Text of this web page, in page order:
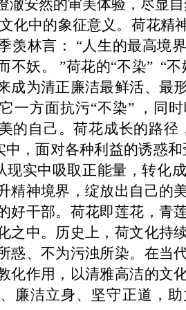
澈安然的审美体验，尽显
化中的象征意义。荷花精
羡林言： “人生的最高境
不妖。 ”荷花的“不染” “
成为清正廉洁最鲜活、最
一方面抗污“不染” ，同
的自己。荷花成长的路径
中，面对各种利益的诱惑
现实中吸取正能量，转化
精神境界，绽放出自己的
好干部。荷花即莲花，青
之中。历史上，荷文化持
惑、不为污浊所染。在当
化作用，以清雅高洁的文
廉洁立身、坚守正道，